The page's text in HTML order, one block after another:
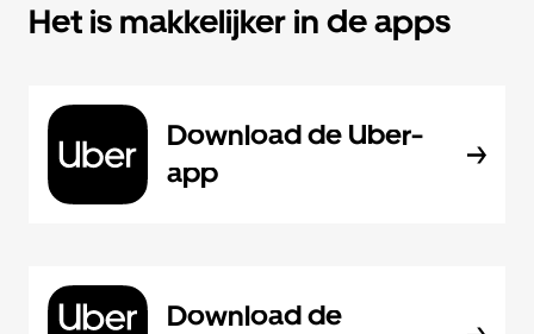
Het is makkelijker in de apps
Download de Uber-
app
Download de